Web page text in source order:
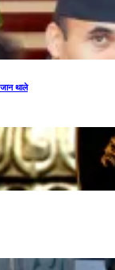
थाले